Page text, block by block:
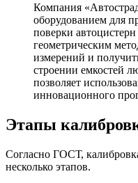
Компания
оборудованием для
поверки
геометрическим
измерений и
строении емкостей
позволяет
инновационного
Этапы
Согласно ГОСТ,
несколько этапов.